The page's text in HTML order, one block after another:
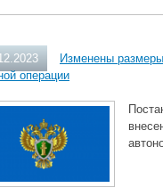
Изменены
операции